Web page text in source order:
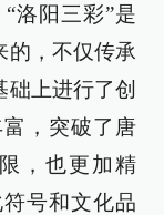
洛阳三彩”是
的，不仅传承
础上进行了创
，突破了唐
，也更加精
号和文化品